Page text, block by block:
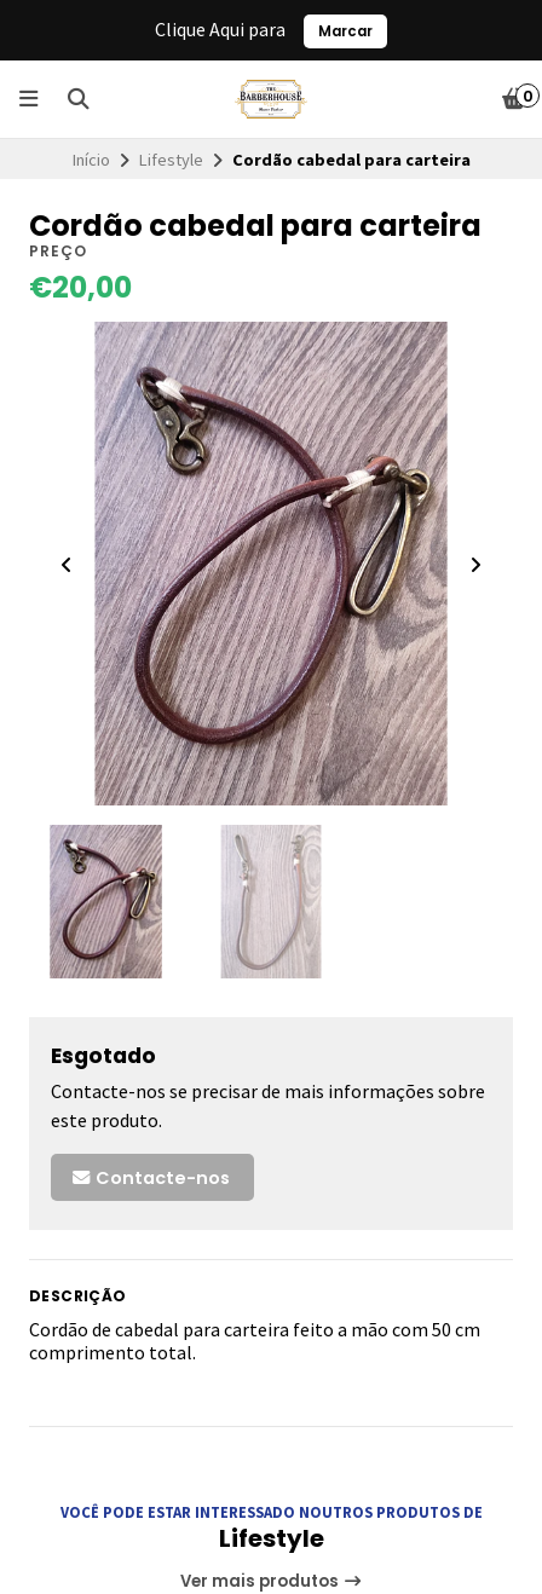
Clique Aqui para Marcar
0
Início Lifestyle Cordão cabedal para carteira
Cordão cabedal para carteira
PREÇO
€20,00
Esgotado
Contacte-nos se precisar de mais informações sobre
este produto.
Contacte-nos
DESCRIÇÃO
Cordão de cabedal para carteira feito a mão com 50 cm
comprimento total.
VOCÊ PODE ESTAR INTERESSADO NOUTROS PRODUTOS DE
Lifestyle
Ver mais produtos